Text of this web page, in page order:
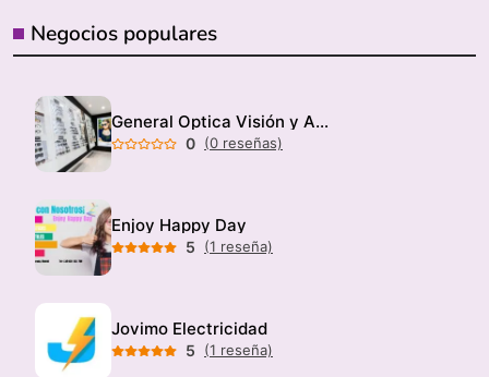
Negocios populares
General Optica Visión y Audición
0 (0 reseñas)
Enjoy Happy Day
5 (1 reseña)
Jovimo Electricidad
5 (1 reseña)